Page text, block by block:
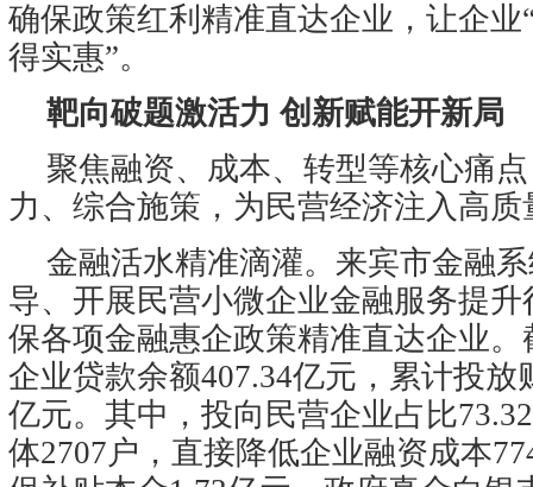
确保政策红利精准直达企业，让企业
得实惠”。
靶向破题激活力 创新赋能开新局
聚焦融资、成本、转型等核心痛
力、综合施策，为民营经济注入高
金融活水精准滴灌。来宾市金融
导、开展民营小微企业金融服务提
保各项金融惠企政策精准直达企业
企业贷款余额407.34亿元，累计投放
亿元。其中，投向民营企业占比
体2707户，直接降低企业融资成本